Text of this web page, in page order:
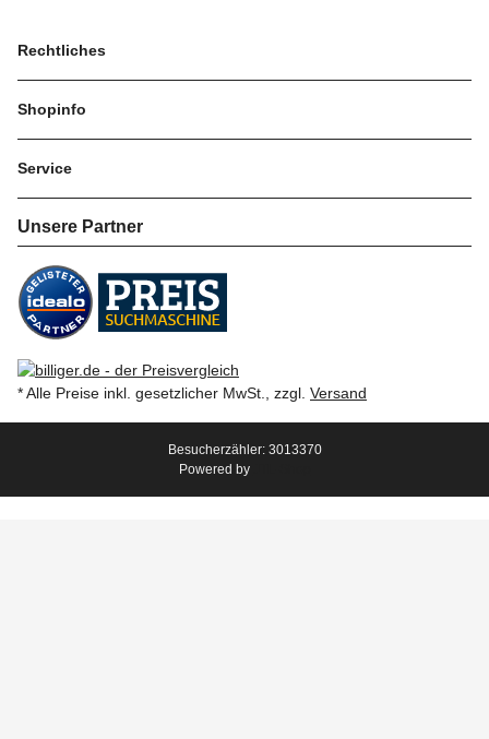
Rechtliches
Shopinfo
Service
Unsere Partner
* Alle Preise inkl. gesetzlicher MwSt., zzgl. Versand
Besucherzähler: 3013370
Powered by